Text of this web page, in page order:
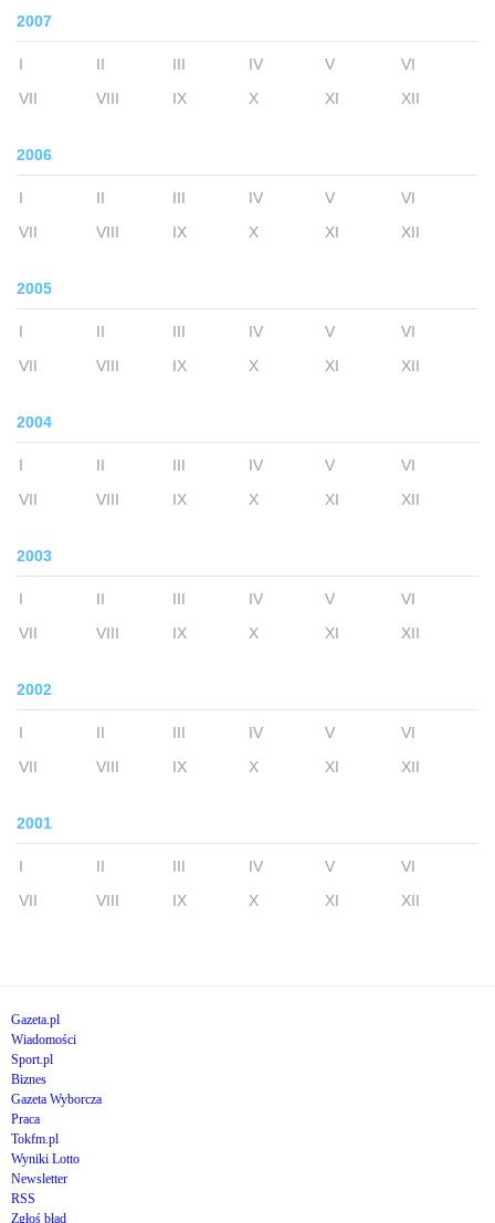
2007
I II III IV V
VI
VII
VIII IX X XI XII
2006
I II III IV V
VI
VII
VIII IX X XI XII
2005
I II III IV V
VI
VII
VIII IX X XI XII
2004
I II III IV V
VI
VII
VIII IX X XI XII
2003
I II III IV V
VI
VII
VIII IX X XI XII
2002
I II III IV V
VI
VII
VIII IX X XI XII
2001
I II III IV V
VI
VII
VIII IX X XI XII
Gazeta.pl
Wiadomości
Sport.pl
Biznes
Gazeta Wyborcza
Praca
Tokfm.pl
Wyniki Lotto
Newsletter
RSS
Zgłoś błąd